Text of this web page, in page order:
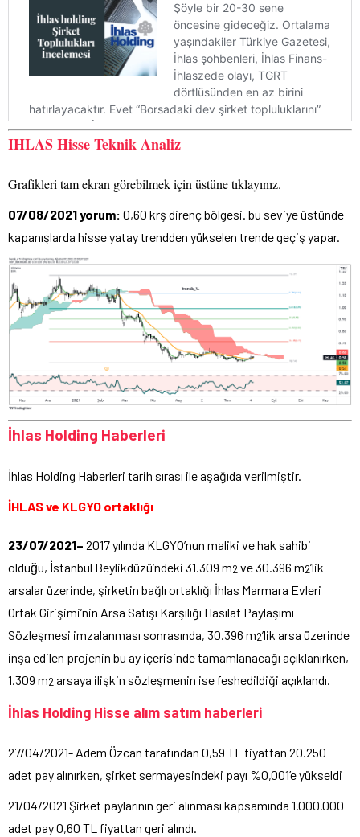
IHLAS Hisse Teknik Analiz
Grafikleri tam ekran görebilmek için üstüne tıklayınız.
07/08/2021 yorum: 0,60 krş direnç bölgesi. bu seviye üstünde
kapanışlarda hisse yatay trendden yükselen trende geçiş yapar.
İhlas Holding Haberleri
İhlas Holding Haberleri tarih sırası ile aşağıda verilmiştir.
İHLAS ve KLGYO ortaklığı
23/07/2021– 2017 yılında KLGYO’nun maliki ve hak sahibi
olduğu, İstanbul Beylikdüzü’ndeki 31.309 m2ve 30.396 m2’lik
arsalar üzerinde, şirketin bağlı ortaklığı İhlas Marmara Evleri
Ortak Girişimi’nin Arsa Satışı Karşılığı Hasılat Paylaşımı
Sözleşmesi imzalanması sonrasında, 30.396 m2’lik arsa üzerinde
inşa edilen projenin bu ay içerisinde tamamlanacağı açıklanırken,
1.309 m2arsaya ilişkin sözleşmenin ise feshedildiği açıklandı.
İhlas Holding Hisse alım satım haberleri
27/04/2021- Adem Özcan tarafından 0,59 TL fiyattan 20.250
adet pay alınırken, şirket sermayesindeki payı %0,001’e yükseldi
21/04/2021 Şirket paylarının geri alınması kapsamında 1.000.000
adet pay 0,60 TL fiyattan geri alındı.